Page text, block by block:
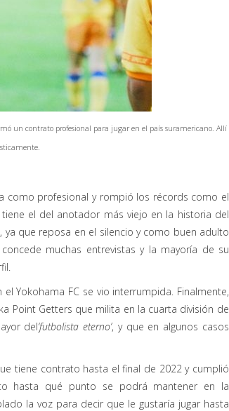
un contrato profesional para jugar en el país suramericano. Allí
como profesional y rompió los récords como el
el del anotador más viejo en la historia del
que reposa en el silencio y como buen adulto
muchas entrevistas y la mayoría de su
Yokohama FC se vio interrumpida . Finalmente,
Point Getters que milita en la cuarta división de
del‘futbolista eterno’, y que en algunos casos
tiene contrato hasta el final de 2022 y cumplió
hasta qué punto se podrá mantener en la
la voz para decir que le gustaría jugar hasta